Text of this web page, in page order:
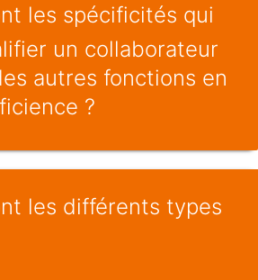
les spécificités qui
un collaborateur
autres fonctions en
?
les différents types